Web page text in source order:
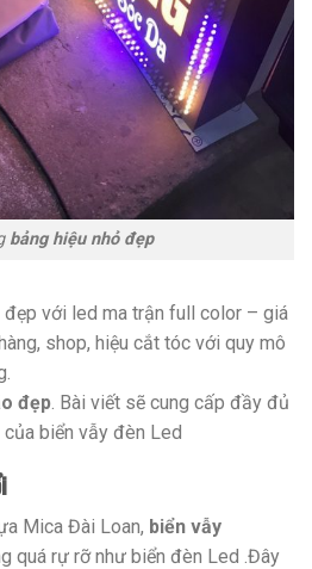
bảng hiệu nhỏ đẹp
đẹp với led ma trận full color – giá
shop, hiệu cắt tóc với quy mô
đẹp. Bài viết sẽ cung cấp đầy đủ
biển vẫy đèn Led
Mica Đài Loan, biển vẫy
quá rự rỡ như biển đèn Led .Đây